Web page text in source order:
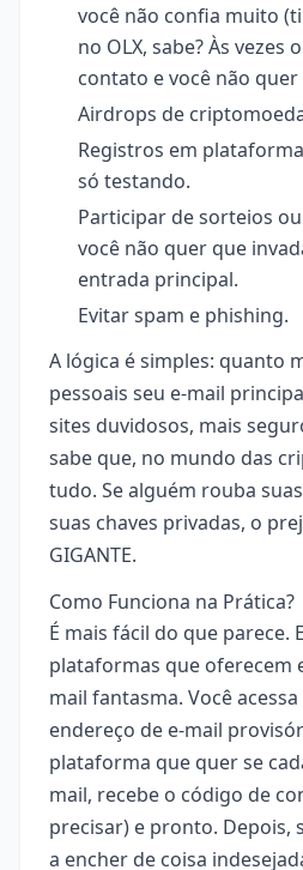
você não confia muito
no OLX, sabe? Às vezes
contato e você não
Airdrops de
Registros em
só testando.
Participar de sorteios
você não quer que
entrada principal.
Evitar spam e phishing.
A lógica é simples: quanto
pessoais seu e-mail
sites duvidosos, mais
sabe que, no mundo das
tudo. Se alguém rouba
suas chaves privadas, o
GIGANTE.
Como Funciona na Prática?
É mais fácil do que parece.
plataformas que oferecem
mail fantasma. Você
endereço de e-mail
plataforma que quer se
mail, recebe o código de
precisar) e pronto. Depois,
a encher de coisa